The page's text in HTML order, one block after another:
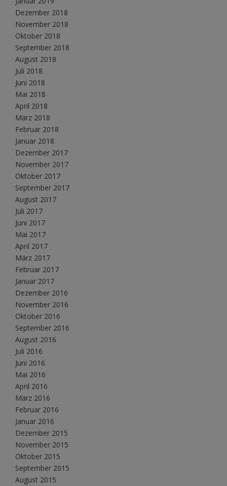
Dezember 2018
November 2018
Oktober 2018
September 2018
August 2018
Juli 2018
Juni 2018
Mai 2018
April 2018
März 2018
Februar 2018
Januar 2018
Dezember 2017
November 2017
Oktober 2017
September 2017
August 2017
Juli 2017
Juni 2017
Mai 2017
April 2017
März 2017
Februar 2017
Januar 2017
Dezember 2016
November 2016
Oktober 2016
September 2016
August 2016
Juli 2016
Juni 2016
Mai 2016
April 2016
März 2016
Februar 2016
Januar 2016
Dezember 2015
November 2015
Oktober 2015
September 2015
August 2015